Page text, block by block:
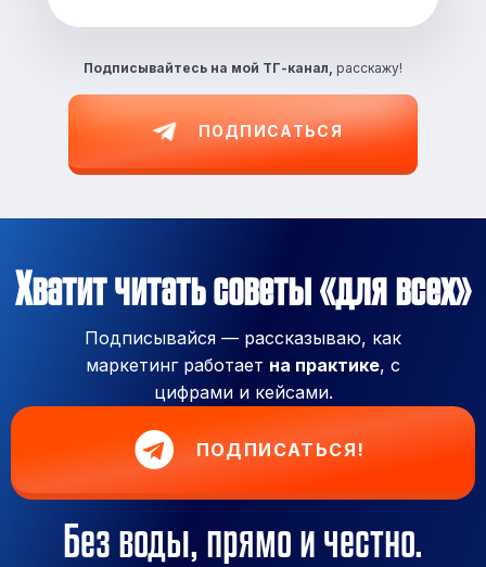
Подписывайтесь на мой ТГ-канал, расскажу!
ПОДПИСАТЬСЯ
Хватит читать советы «для всех»
Подписывайся — рассказываю, как
маркетинг работает на практике, с
цифрами и кейсами.
ПОДПИСАТЬСЯ!
Без воды, прямо и честно.